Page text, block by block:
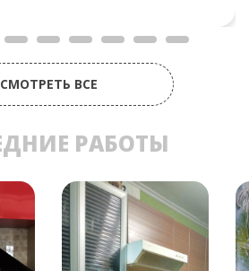
СМОТРЕТЬ ВСЕ
РАБОТЫ